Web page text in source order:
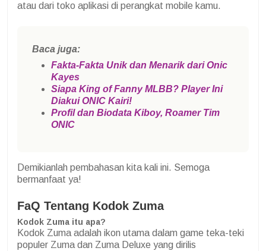
atau dari toko aplikasi di perangkat mobile kamu.
Baca juga:
Fakta-Fakta Unik dan Menarik dari Onic
Kayes
Siapa King of Fanny MLBB? Player Ini
Diakui ONIC Kairi!
Profil dan Biodata Kiboy, Roamer Tim
ONIC
Demikianlah pembahasan kita kali ini. Semoga
bermanfaat ya!
FaQ Tentang Kodok Zuma
Kodok Zuma itu apa?
Kodok Zuma adalah ikon utama dalam game teka-teki
populer Zuma dan Zuma Deluxe yang dirilis